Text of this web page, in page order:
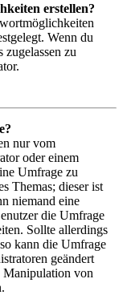
erstellen?
Wenn du
zu
nur vom
oder einem
Umfrage zu
Themas; dieser ist
niemand eine
die Umfrage
Sollte allerdings
kann die Umfrage
geändert
Manipulation von